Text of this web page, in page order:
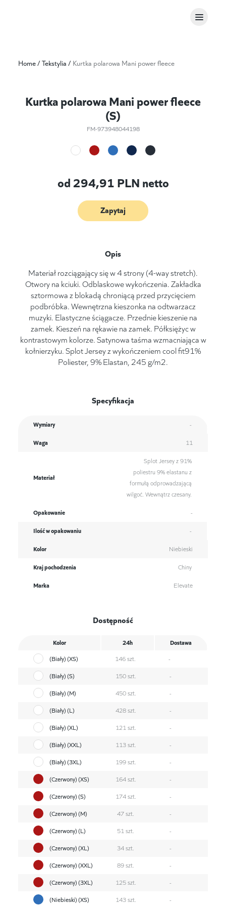
Home/Tekstylia / Kurtka polarowa Mani power fleece
Kurtka polarowa Mani power fleece
(S)
FM-973948044198
od294,91 PLN netto
Zapytaj
Opis
Materiał rozciągający się w 4 strony (4-way stretch).
Otwory na kciuki. Odblaskowe wykończenia. Zakładka
sztormowa z blokadą chroniącą przed przycięciem
podbróbka. Wewnętrzna kieszonka na odtwarzacz
muzyki. Elastyczne ściągacze. Przednie kieszenie na
zamek. Kieszeń na rękawie na zamek. Półksiężyc w
kontrastowym kolorze. Satynowa taśma wzmacniająca w
kołnierzyku. Splot Jersey z wykończeniem cool fit91%
Poliester, 9% Elastan, 245 g/m2.
Specyfikacja
Wymiary -
Waga 11
Materiał
Splot Jersey z 91%
poliestru 9% elastanu z
formułą odprowadzającą
wilgoć. Wewnątrz czesany.
Opakowanie -
Ilość w opakowaniu -
Kolor Niebieski
Kraj pochodzenia Chiny
Marka Elevate
Dostępność
Kolor 24h
Dostawa
(Biały) (XS)
146 szt.
-
(Biały) (S)
150 szt.
-
(Biały) (M)
450 szt.
-
(Biały) (L)
428 szt.
-
(Biały) (XL)
121 szt.
-
(Biały) (XXL)
113 szt.
-
(Biały) (3XL)
199 szt.
-
(Czerwony) (XS)
164 szt.
-
(Czerwony) (S)
174 szt.
-
(Czerwony) (M)
47 szt.
-
(Czerwony) (L)
51 szt.
-
(Czerwony) (XL)
34 szt.
-
(Czerwony) (XXL)
89 szt.
-
(Czerwony) (3XL)
125 szt.
-
(Niebieski) (XS)
143 szt. -